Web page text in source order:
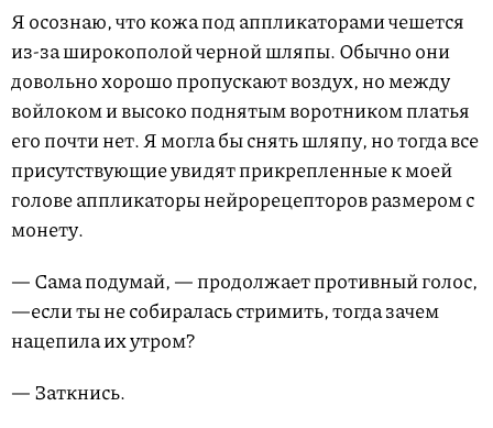
Я осознаю, что кожа под аппликаторами чешется
из-за широкополой черной шляпы. Обычно они
довольно хорошо пропускают воздух, но между
войлоком и высоко поднятым воротником платья
его почти нет. Я могла бы снять шляпу, но тогда все
присутствующие увидят прикрепленные к моей
голове аппликаторы нейрорецепторов размером с
монету.
— Сама подумай, — продолжает противный голос,
—если ты не собиралась стримить, тогда зачем
нацепила их утром?
— Заткнись.